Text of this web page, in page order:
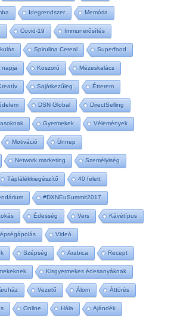
Idegrendszer Memória
Covid-19 Immunerősítés
Spirulina Cereal Superfood
napja Koszorú Mézeskalács
Sajátkezűleg Étterem
DSN Global DirectSelling
Gyermekek Vélemények
Motiváció Ünnep
Network marketing Személyiség
Táplálékkiegészítő 40 felett
#DXNEuSummit2017
Édesség Vers Kávétípus
Videó
Szépség Arabica Recept
Kisgyermekes édesanyáknak
Vezető Álom Áttörés
Online Hála Ajándék